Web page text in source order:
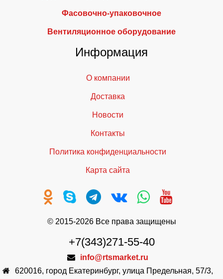
Фасовочно-упаковочное
Вентиляционное оборудование
Информация
О компании
Доставка
Новости
Контакты
Политика конфиденциальности
Карта сайта
© 2015-2026 Все права защищены
+7(343)271-55-40
info@rtsmarket.ru
620016, город Екатеринбург, улица Предельная, 57/3,